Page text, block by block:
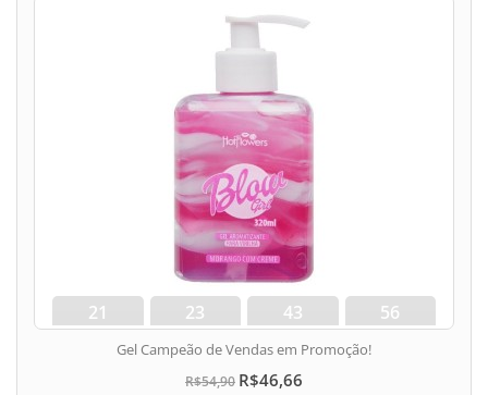
21
dias
23
hora
43
min
56
seg
Gel Campeão de Vendas em Promoção!
R$54,90 R$46,66